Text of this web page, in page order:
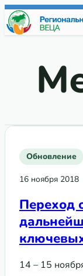
Перейти
Обновление
16 ноября 2018
Переход
14 – 15